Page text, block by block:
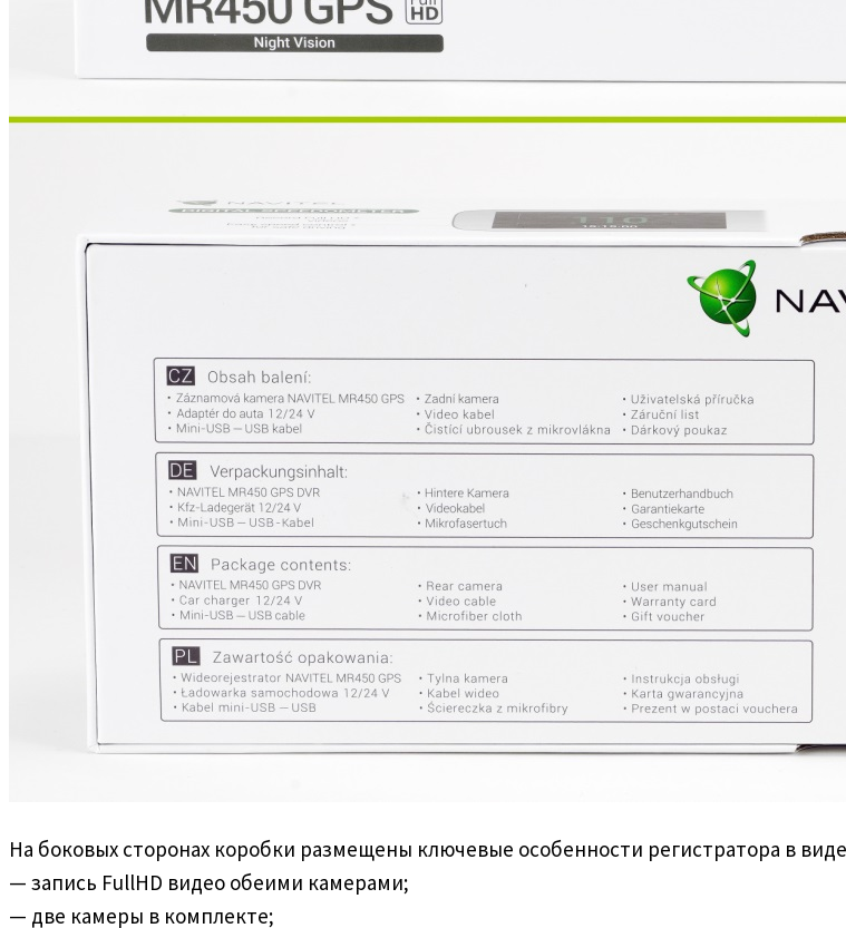
На боковых сторонах коробки размещены ключевые особенности регистратора в
— запись FullHD видео обеими камерами;
— две камеры в комплекте;